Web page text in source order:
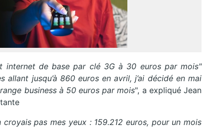
internet de base par clé 3G à 30 euros par mois"
jusqu’à 860 euros en avril, j’ai décidé en mai
business à 50 euros par mois", a expliqué Jean
croyais pas mes yeux : 159.212 euros, pour un mois